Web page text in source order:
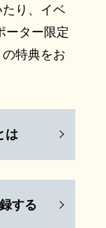
り、イベ
ーター限定
特典をお
は
する